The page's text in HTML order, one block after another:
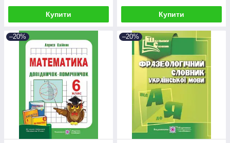
Купити Купити
–20% –20%